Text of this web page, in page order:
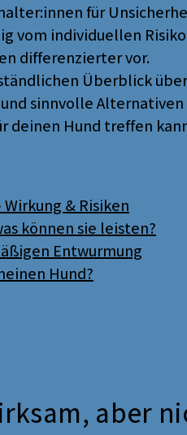
für
vom individuellen
differenzierter vor.
Überblick
sinnvolle Alternativen
deinen Hund treffen
& Risiken
können sie leisten?
Entwurmung
Hund?
aber